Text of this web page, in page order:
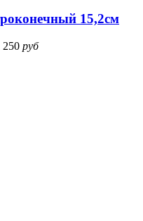
15,2см
250 руб